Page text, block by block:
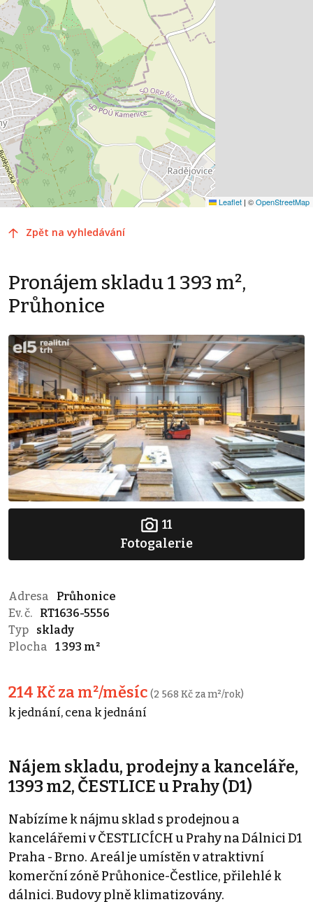
Leaflet | ©OpenStreetMap
Zpět na vyhledávání
Pronájem skladu 1 393 m²,
Průhonice
11
Fotogalerie
Adresa
Průhonice
Ev. č.
RT1636-5556
Typ
sklady
Plocha
1 393 m²
214 Kč za m²/měsíc (2 568 Kč za m²/rok)
k jednání, cena k jednání
Nájem skladu, prodejny a kanceláře,
1393 m2, ČESTLICE u Prahy (D1)
Nabízíme k nájmu sklad s prodejnou a
kancelářemi v ČESTLICÍCH u Prahy na Dálnici D1
Praha - Brno. Areál je umístěn v atraktivní
komerční zóně Průhonice-Čestlice, přilehlé k
dálnici. Budovy plně klimatizovány.